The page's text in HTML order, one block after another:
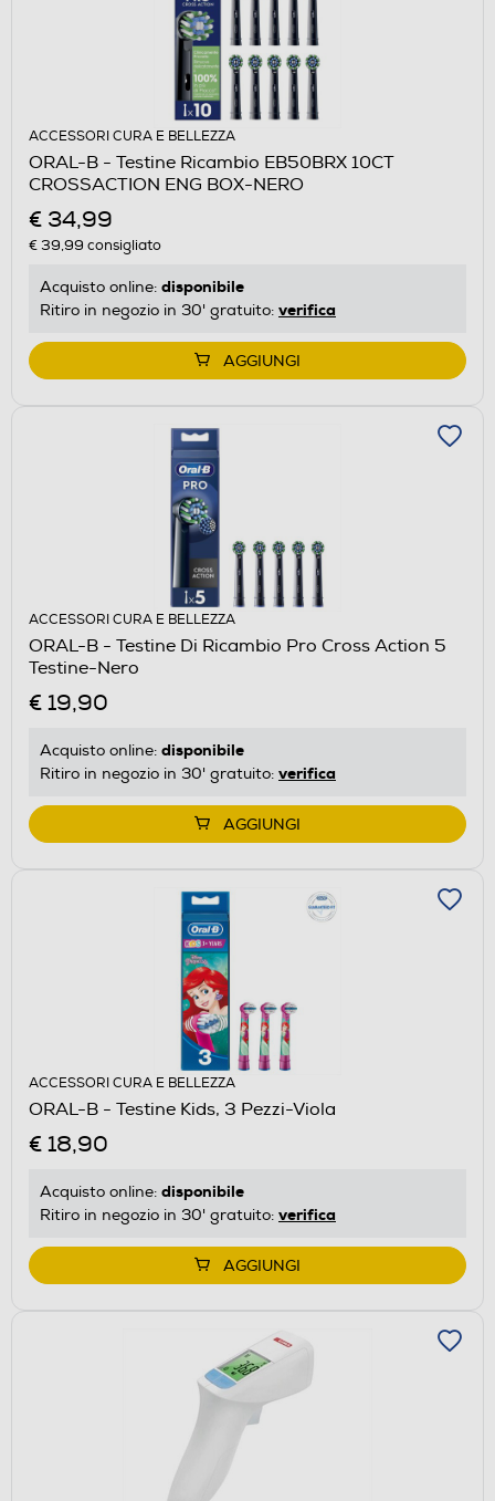
ACCESSORI CURA E BELLEZZA
ORAL-B - Testine Ricambio EB50BRX 10CT
CROSSACTION ENG BOX-NERO
€ 34,99
€ 39,99 consigliato
Acquisto online: disponibile
Ritiro in negozio in 30' gratuito: verifica
AGGIUNGI
ACCESSORI CURA E BELLEZZA
ORAL-B - Testine Di Ricambio Pro Cross Action 5
Testine-Nero
€ 19,90
Acquisto online: disponibile
Ritiro in negozio in 30' gratuito: verifica
AGGIUNGI
ACCESSORI CURA E BELLEZZA
ORAL-B - Testine Kids, 3 Pezzi-Viola
€ 18,90
Acquisto online: disponibile
Ritiro in negozio in 30' gratuito: verifica
AGGIUNGI